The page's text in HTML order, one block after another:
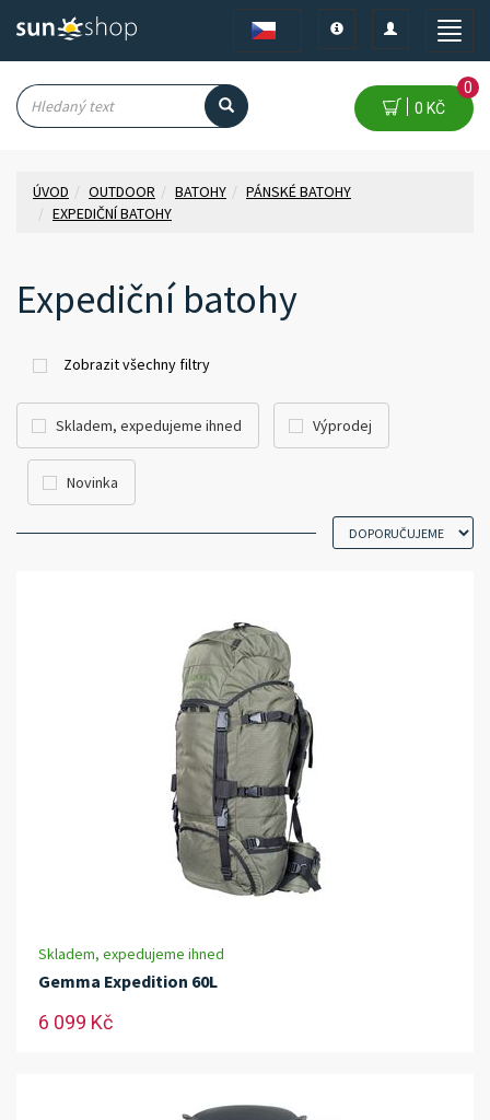
Toggle
Toggle
navigation
Toggle
0 KČ
0
ÚVOD OUTDOOR BATOHY
PÁNSKÉ BATOHY
EXPEDIČNÍ BATOHY
Expediční batohy
Zobrazit všechny filtry
Skladem, expedujeme ihned Výprodej
Novinka
Skladem, expedujeme ihned
Gemma Expedition 60L
6 099 Kč